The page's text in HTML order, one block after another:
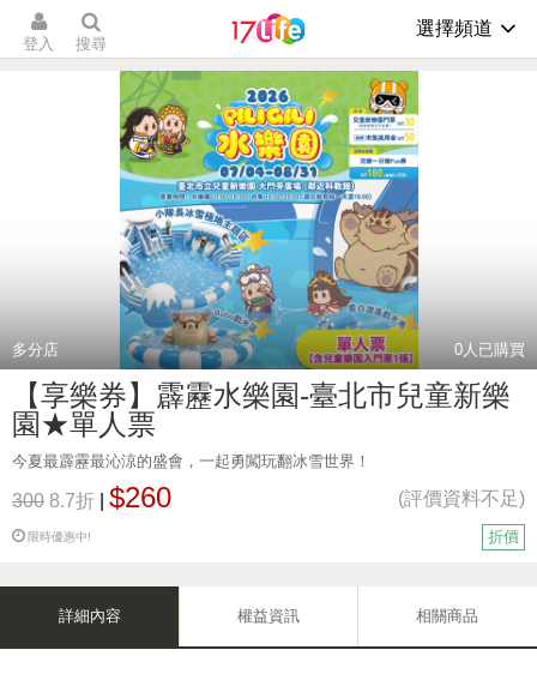
登入 搜尋
選擇頻道
多分店 0人已購買
【享樂券】霹靂水樂園-臺北市兒童新樂
園★單人票
今夏最霹靂最沁涼的盛會，一起勇闖玩翻冰雪世界！
300 8.7折 $260 (評價資料不足)
限時優惠中! 折價
詳細內容 權益資訊 相關商品